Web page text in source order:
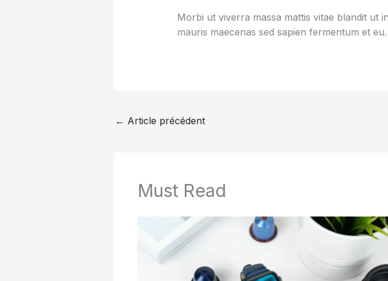
Morbi ut viverra massa mattis vitae blandit ut
mauris maecenas sed sapien fermentum et eu.
← Article précédent
Must Read